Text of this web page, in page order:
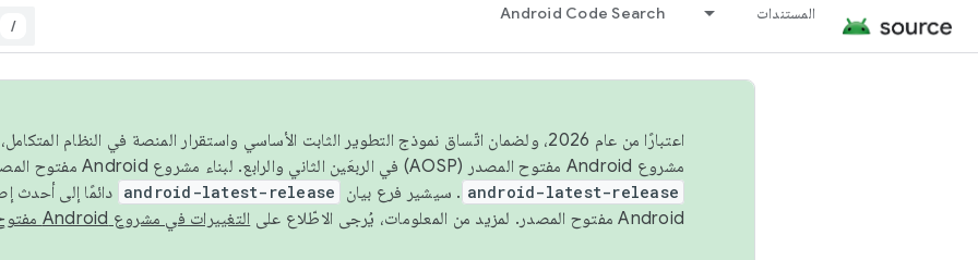
المستندات Android Code Search
/
اعتبارًا من عام 2026، ولضمان اتّساق نموذج التطوير الثابت الأساسي واستقرار المنصة في النظام
مشروع Android مفتوح المصدر (AOSP) في الربعَين الثاني والرابع. لبناء مشروع Android مفتوح المصدر والمساهمة فيه، استخدِم
android-latest-release . سيشير فرع بيان android-latest-release دائمًا إلى أحدث
Android مفتوح المصدر. لمزيد من المعلومات، يُرجى الاطّلاع على
التغييرات في مشروع Android مفتوح المصدر